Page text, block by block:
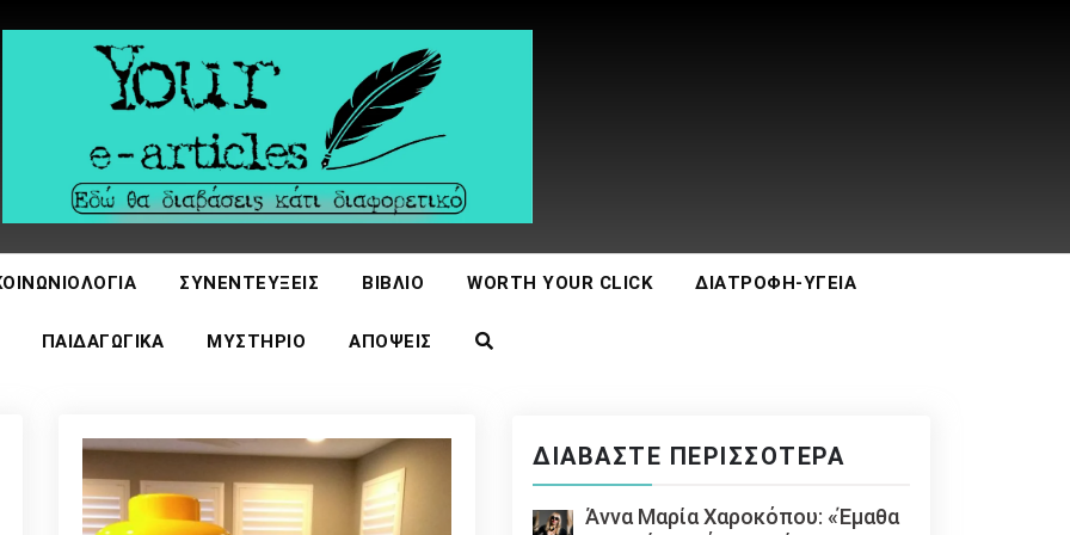
ΣΥΝΕΝΤΕΎΞΕΙΣ ΒΙΒΛΊΟ WORTH YOUR CLICK ΔΙΑΤΡΟΦΉ-ΥΓΕΊΑ
ΠΑΙΔΑΓΩΓΙΚΆ ΜΥΣΤΉΡΙΟ ΑΠΌΨΕΙΣ
ΔΙΑΒΆΣΤΕ ΠΕΡΙΣΣΌΤΕΡΑ
Άννα Μαρία Χαροκόπου: «Έμαθα